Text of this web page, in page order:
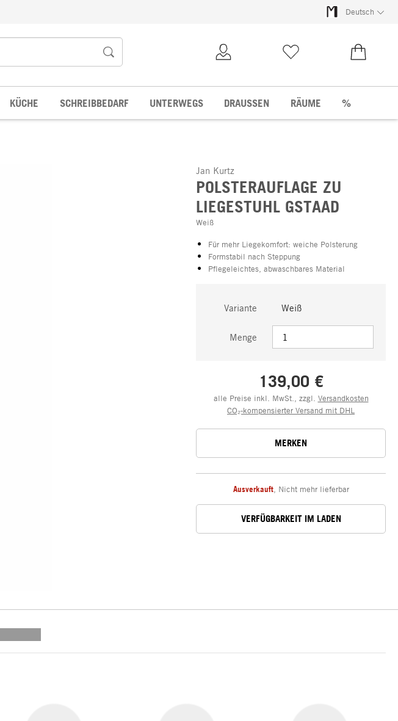
Deutsch
KÜCHE SCHREIBBEDARF UNTERWEGS DRAUSSEN RÄUME %
Jan Kurtz
POLSTERAUFLAGE ZU
LIEGESTUHL GSTAAD
Weiß
Für mehr Liegekomfort: weiche Polsterung
Formstabil nach Steppung
Pflegeleichtes, abwaschbares Material
Variante Weiß
Menge
139,00 €
alle Preise inkl. MwSt., zzgl. Versandkosten
CO₂-kompensierter Versand mit DHL
MERKEN
Ausverkauft, Nicht mehr lieferbar
VERFÜGBARKEIT IM LADEN